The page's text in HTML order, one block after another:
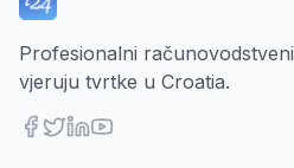
Profesionalni
vjeruju tvrtke u Croatia.